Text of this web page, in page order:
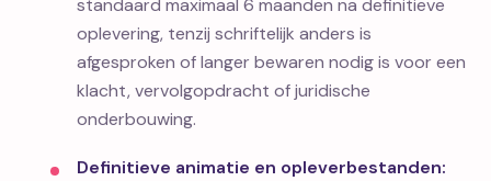
standaard maximaal 6 maanden na definitieve
oplevering, tenzij schriftelijk anders is
afgesproken of langer bewaren nodig is voor een
klacht, vervolgopdracht of juridische
onderbouwing.
Definitieve animatie en opleverbestanden: